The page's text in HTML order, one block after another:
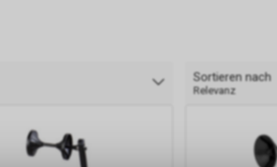
Sortieren nach
Relevanz